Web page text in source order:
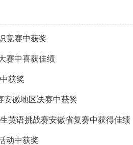
竞赛中获奖
赛中喜获佳绩
获奖
安徽地区决赛中获奖
英语挑战赛安徽省复赛中获得佳绩
动中获奖